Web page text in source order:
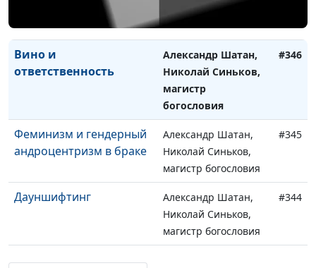
Николай Синьков,
магистр богословия
Вино и
ответственность
Александр Шатан,
Николай Синьков,
магистр
богословия
#346
Феминизм и гендерный
андроцентризм в браке
Александр Шатан,
Николай Синьков,
магистр богословия
#345
Дауншифтинг
Александр Шатан,
Николай Синьков,
магистр богословия
#344
Развод и христианство